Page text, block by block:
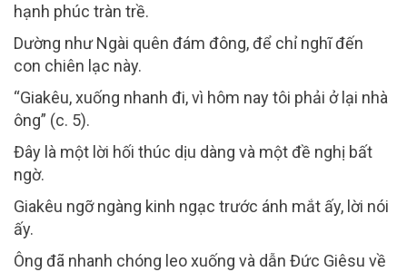
hạnh phúc tràn trề.
Dường như Ngài quên đám đông, để chỉ nghĩ đến
con chiên lạc này.
“Giakêu, xuống nhanh đi, vì hôm nay tôi phải ở lại nhà
ông” (c. 5).
Đây là một lời hối thúc dịu dàng và một đề nghị bất
ngờ.
Giakêu ngỡ ngàng kinh ngạc trước ánh mắt ấy, lời nói
ấy.
Ông đã nhanh chóng leo xuống và dẫn Đức Giêsu về